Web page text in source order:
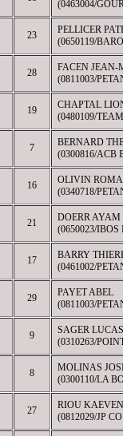
(0463004/
23
PELLICER
(0650119/
28
FACEN JEAN-
(0811003/
19
CHAPTAL
(0480109/
7
BERNARD
(0300816/ACB
16
OLIVIN
(0340718/
21
DOERR AYAM
(0650023/IBOS
17
BARRY
(0461002/
29
PAYET ABEL
(0811003/
9
SAGER LUCAS
(0310263/
8
MOLINAS
(0300110/LA
27
RIOU KAEVEN
(0812029/JP